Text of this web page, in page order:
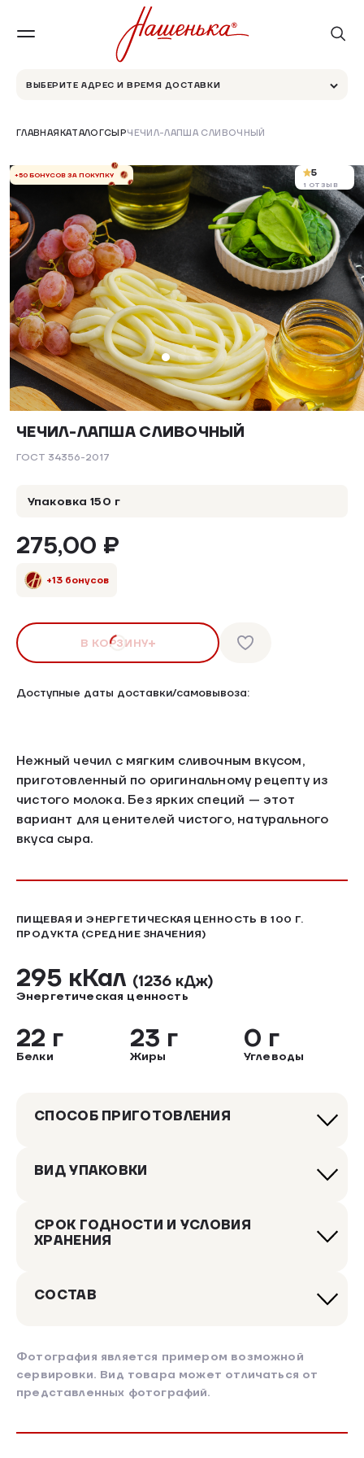
ВЫБЕРИТЕ АДРЕС И ВРЕМЯ ДОСТАВКИ
ГЛАВНАЯКАТАЛОГСЫРЧЕЧИЛ-ЛАПША СЛИВОЧНЫЙ
+50 БОНУСОВ ЗА ПОКУПКУ 5
1 ОТЗЫВ
ЧЕЧИЛ-ЛАПША СЛИВОЧНЫЙ
ГОСТ 34356-2017
Доступные даты доставки/самовывоза:
Упаковка 150 г
275,00 ₽
+13 бонусов
В КОРЗИНУ
Нежный чечил с мягким сливочным вкусом,
приготовленный по оригинальному рецепту из
чистого молока. Без ярких специй — этот
вариант для ценителей чистого, натурального
вкуса сыра.
ПИЩЕВАЯ И ЭНЕРГЕТИЧЕСКАЯ ЦЕННОСТЬ В 100 Г.
ПРОДУКТА (СРЕДНИЕ ЗНАЧЕНИЯ)
295 кКал (1236 кДж)
Энергетическая ценность
22 г
Белки
23 г
Жиры
0 г
Углеводы
СПОСОБ ПРИГОТОВЛЕНИЯ
ВИД УПАКОВКИ
СРОК ГОДНОСТИ И УСЛОВИЯ
ХРАНЕНИЯ
СОСТАВ
Фотография является примером возможной
сервировки. Вид товара может отличаться от
представленных фотографий.